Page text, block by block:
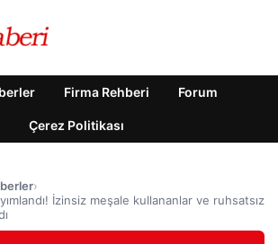
Firma Rehberi Forum
Çerez Politikası
›
İzinsiz meşale kullananlar ve ruhsatsız